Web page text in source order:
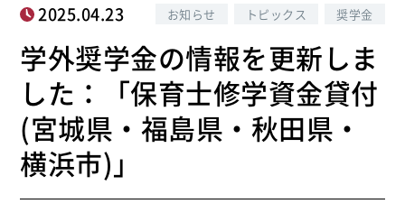
女
子
大
学
2025.04.23 お知らせ トピックス 奨学金
学外奨学金の情報を更新しま
した：「保育士修学資金貸付
(宮城県・福島県・秋田県・
横浜市)」